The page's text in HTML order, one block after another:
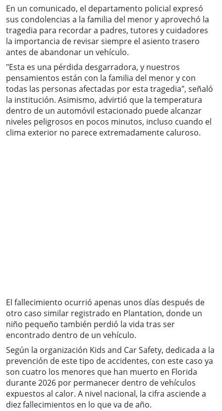
En un comunicado, el departamento policial expresó
sus condolencias a la familia del menor y aprovechó la
tragedia para recordar a padres, tutores y cuidadores
la importancia de revisar siempre el asiento trasero
antes de abandonar un vehículo.
"Esta es una pérdida desgarradora, y nuestros
pensamientos están con la familia del menor y con
todas las personas afectadas por esta tragedia", señaló
la institución. Asimismo, advirtió que la temperatura
dentro de un automóvil estacionado puede alcanzar
niveles peligrosos en pocos minutos, incluso cuando el
clima exterior no parece extremadamente caluroso.
El fallecimiento ocurrió apenas unos días después de
otro caso similar registrado en Plantation, donde un
niño pequeño también perdió la vida tras ser
encontrado dentro de un vehículo.
Según la organización Kids and Car Safety, dedicada a la
prevención de este tipo de accidentes, con este caso ya
son cuatro los menores que han muerto en Florida
durante 2026 por permanecer dentro de vehículos
expuestos al calor. A nivel nacional, la cifra asciende a
diez fallecimientos en lo que va de año.